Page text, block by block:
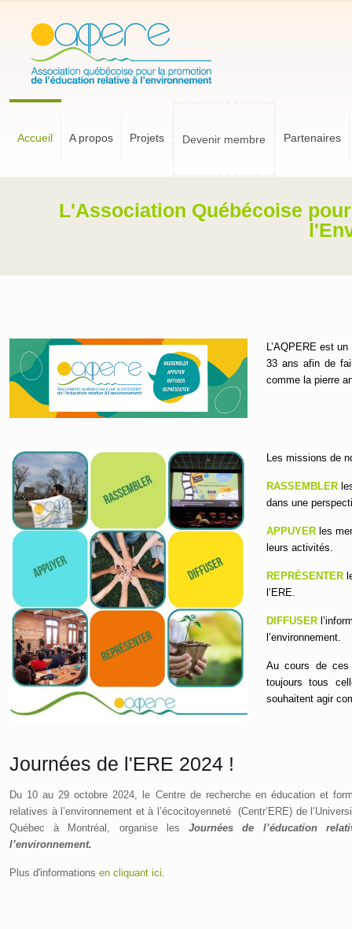
Accueil A propos Projets Devenir membre Partenaires
L'Association Québécoise
L’AQPERE est
33 ans afin de
comme la pierre
Les missions de
RASSEMBLER
dans une
APPUYER les
leurs activités.
REPRÉSENTER
l’ERE.
DIFFUSER
l’environnement.
Au cours de ces
toujours tous
souhaitent agir
Journées de l'ERE 2024 !
Du 10 au 29 octobre 2024, le Centre de recherche en éducation et
relatives à l’environnement et à l’écocitoyenneté (Centr’ERE) de
Québec à Montréal, organise les Journées de l’éducation
l’environnement.
Plus d'informations en cliquant ici.